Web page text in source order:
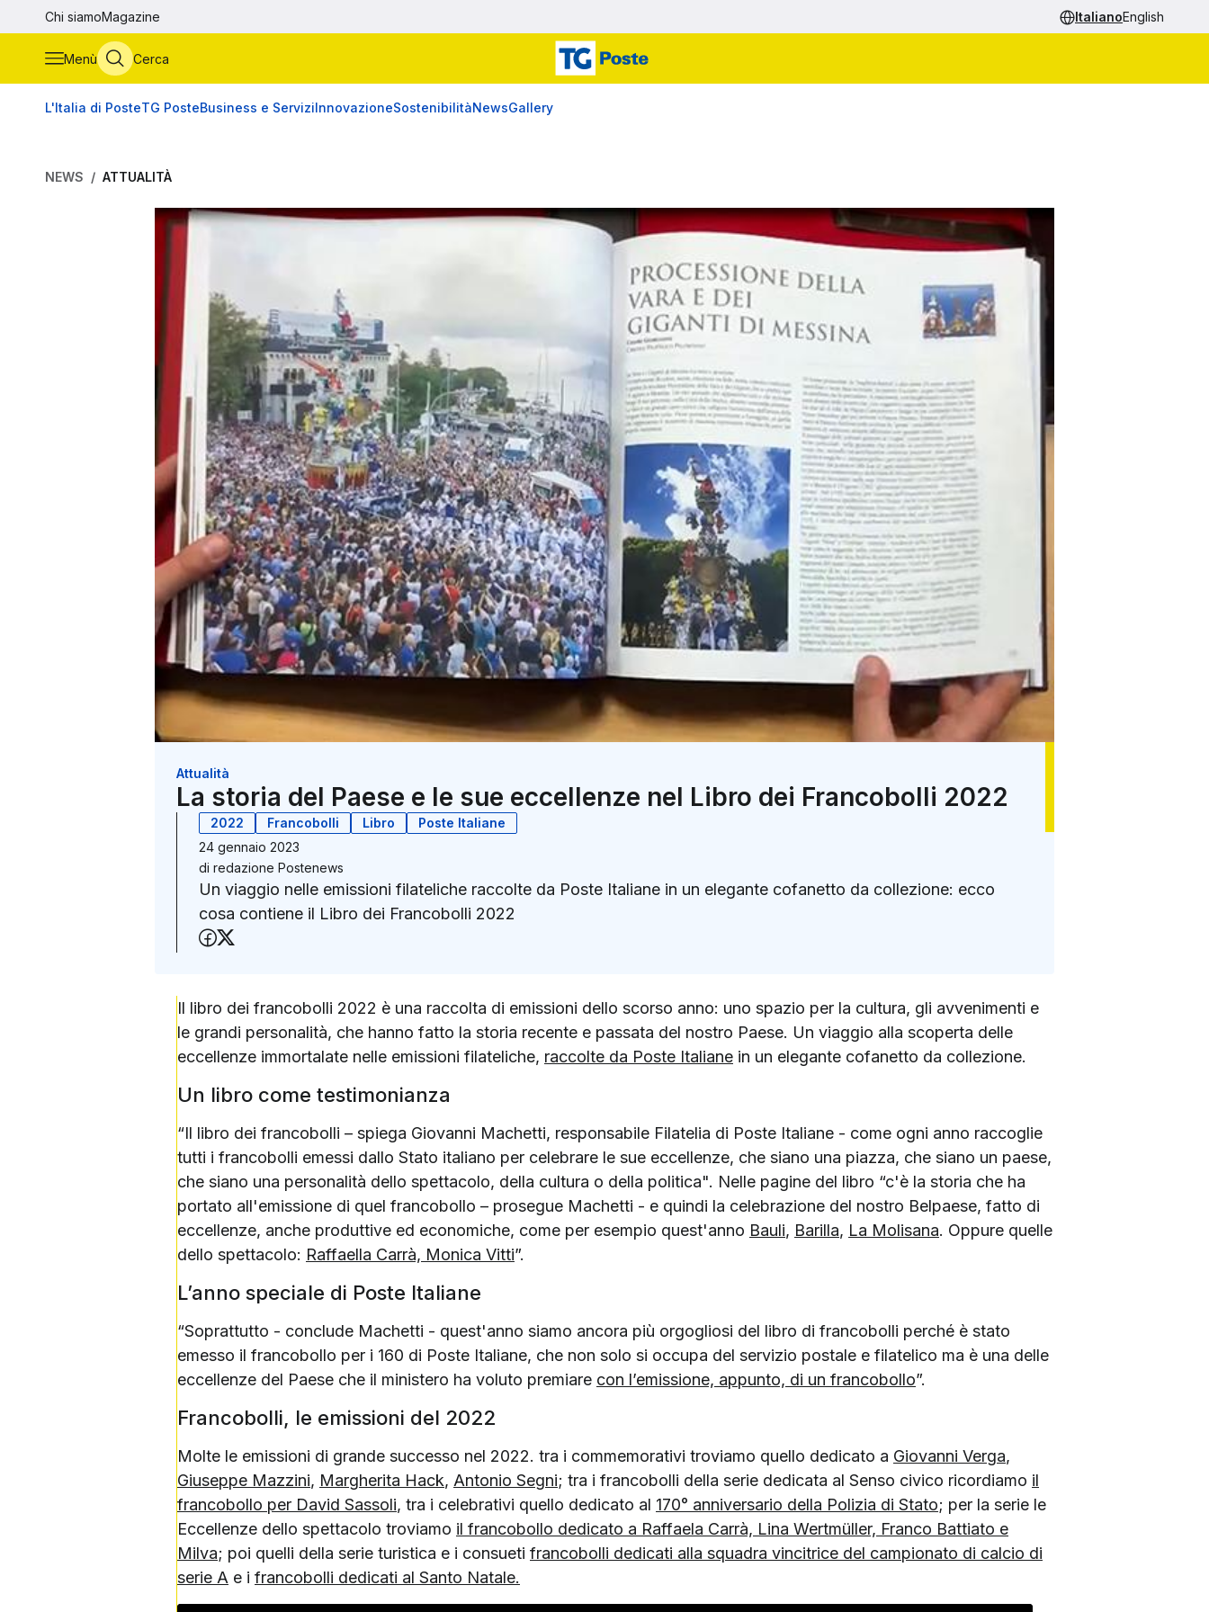
Vai al contenuto principale
Chi siamoMagazine ItalianoEnglish
Menù Cerca
L'Italia di PosteTG PosteBusiness e ServiziInnovazioneSostenibilitàNewsGallery
NEWS ATTUALITÀ
Attualità
La storia del Paese e le sue eccellenze nel Libro dei Francobolli 2022
2022 Francobolli Libro
Poste Italiane
24 gennaio 2023
di redazione Postenews
Un viaggio nelle emissioni filateliche raccolte da Poste Italiane in un elegante cofanetto da collezione: ecco
cosa contiene il Libro dei Francobolli 2022
Condividi su Facebook
Il libro dei francobolli 2022 è una raccolta di emissioni dello scorso anno: uno spazio per la cultura, gli avvenimenti e
le grandi personalità, che hanno fatto la storia recente e passata del nostro Paese. Un viaggio alla scoperta delle
eccellenze immortalate nelle emissioni filateliche, raccolte da Poste Italiane in un elegante cofanetto da collezione.
Un libro come testimonianza
“Il libro dei francobolli – spiega Giovanni Machetti, responsabile Filatelia di Poste Italiane - come ogni anno raccoglie
tutti i francobolli emessi dallo Stato italiano per celebrare le sue eccellenze, che siano una piazza, che siano un paese,
che siano una personalità dello spettacolo, della cultura o della politica". Nelle pagine del libro “c'è la storia che ha
portato all'emissione di quel francobollo – prosegue Machetti - e quindi la celebrazione del nostro Belpaese, fatto di
eccellenze, anche produttive ed economiche, come per esempio quest'anno Bauli, Barilla, La Molisana. Oppure quelle
dello spettacolo: Raffaella Carrà, Monica Vitti”.
L’anno speciale di Poste Italiane
“Soprattutto - conclude Machetti - quest'anno siamo ancora più orgogliosi del libro di francobolli perché è stato
emesso il francobollo per i 160 di Poste Italiane, che non solo si occupa del servizio postale e filatelico ma è una delle
eccellenze del Paese che il ministero ha voluto premiare con l’emissione, appunto, di un francobollo”.
Francobolli, le emissioni del 2022
Molte le emissioni di grande successo nel 2022. tra i commemorativi troviamo quello dedicato a Giovanni Verga,
Giuseppe Mazzini, Margherita Hack, Antonio Segni; tra i francobolli della serie dedicata al Senso civico ricordiamo il
francobollo per David Sassoli, tra i celebrativi quello dedicato al 170° anniversario della Polizia di Stato; per la serie le
Eccellenze dello spettacolo troviamo il francobollo dedicato a Raffaela Carrà, Lina Wertmüller, Franco Battiato e
Milva; poi quelli della serie turistica e i consueti francobolli dedicati alla squadra vincitrice del campionato di calcio di
serie A e i francobolli dedicati al Santo Natale.